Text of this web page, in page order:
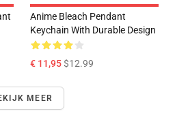
Anime Bleach Pendant
Keychain With Durable Design
€ 11,95$12.99
MEER